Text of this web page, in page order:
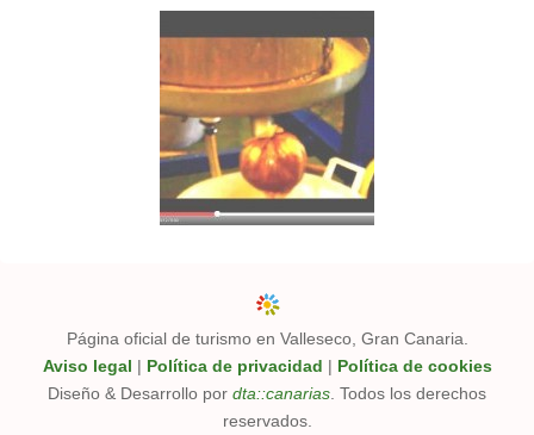
Página oficial de turismo en Valleseco, Gran Canaria.
Aviso legal | Política de privacidad | Política de cookies
Diseño & Desarrollo por dta::canarias . Todos los derechos
reservados.